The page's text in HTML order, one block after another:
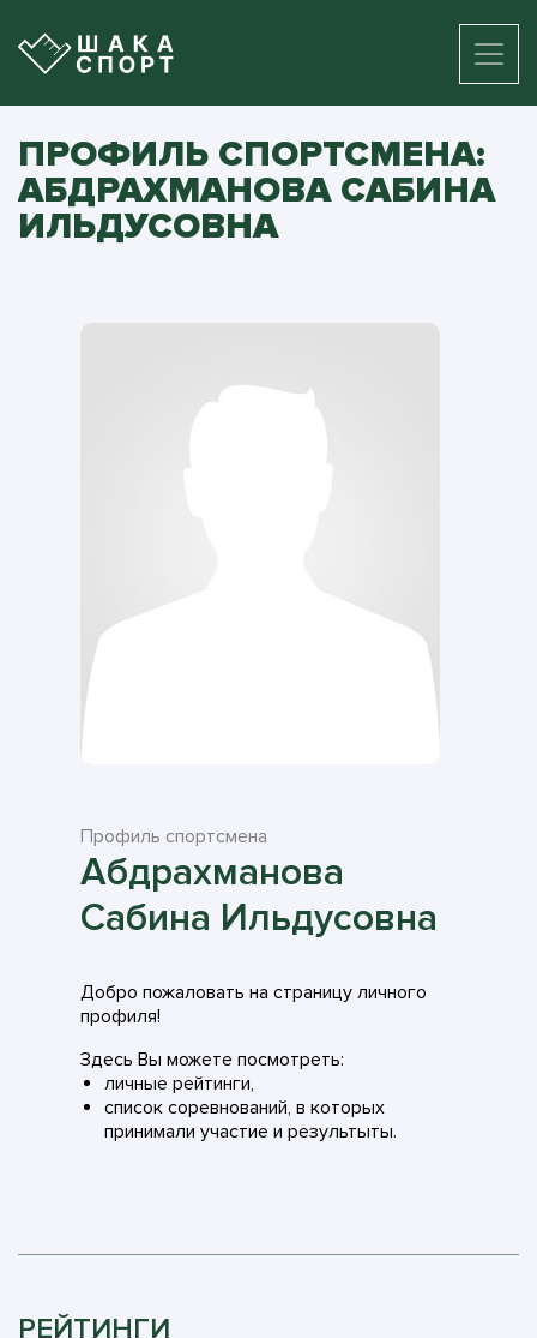
ПРОФИЛЬ СПОРТСМЕНА:
АБДРАХМАНОВА САБИНА
ИЛЬДУСОВНА
Профиль спортсмена
Абдрахманова
Сабина Ильдусовна
Добро пожаловать на страницу личного
профиля!
Здесь Вы можете посмотреть:
личные рейтинги,
список соревнований, в которых
принимали участие и результыты.
РЕЙТИНГИ